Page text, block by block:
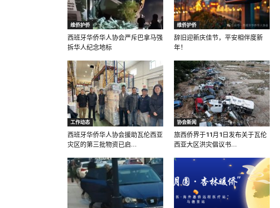
维侨护侨
西班牙华侨华人协会严斥巴拿马强
拆华人纪念地标
维侨护侨
辞旧迎新庆佳节，平安相伴度新
年！
工作动态
西班牙华侨华人协会援助瓦伦西亚
灾区的第三批物资已启...
协会新闻
旅西侨界于11月1日发布关于瓦伦
西亚大区洪灾倡议书...